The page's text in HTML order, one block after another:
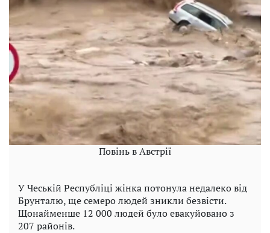
Повінь в Австрії
У Чеській Республіці жінка потонула недалеко від
Брунталю, ще семеро людей зникли безвісти.
Щонайменше 12 000 людей було евакуйовано з
207 районів.